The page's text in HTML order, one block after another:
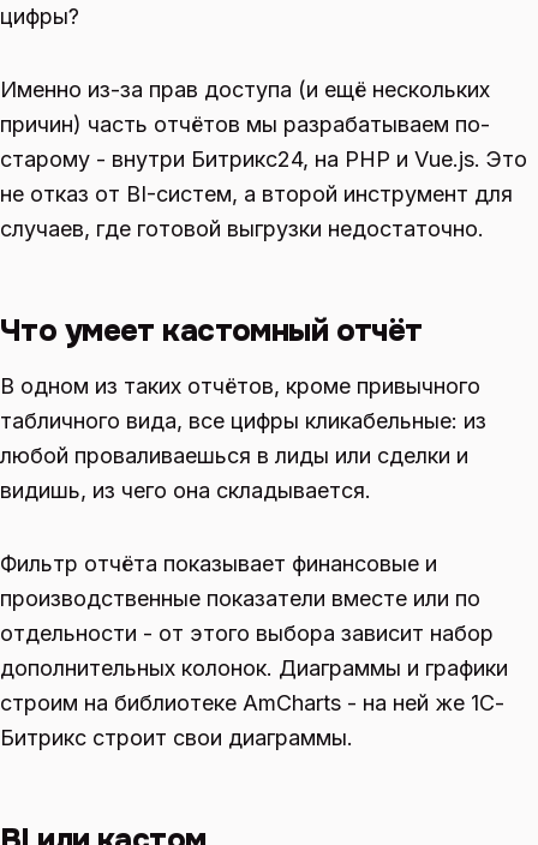
цифры?
Именно из-за прав доступа (и ещё нескольких
причин) часть отчётов мы разрабатываем по-
старому - внутри Битрикс24, на PHP и Vue.js. Это
не отказ от BI-систем, а второй инструмент для
случаев, где готовой выгрузки недостаточно.
Что умеет кастомный отчёт
В одном из таких отчётов, кроме привычного
табличного вида, все цифры кликабельные: из
любой проваливаешься в лиды или сделки и
видишь, из чего она складывается.
Фильтр отчёта показывает финансовые и
производственные показатели вместе или по
отдельности - от этого выбора зависит набор
дополнительных колонок. Диаграммы и графики
строим на библиотеке AmCharts - на ней же 1С-
Битрикс строит свои диаграммы.